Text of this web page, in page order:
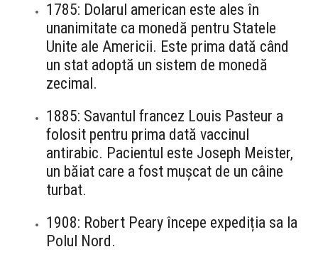
1785: Dolarul american este ales în
unanimitate ca monedă pentru Statele
Unite ale Americii. Este prima dată când
un stat adoptă un sistem de monedă
zecimal.
1885: Savantul francez Louis Pasteur a
folosit pentru prima dată vaccinul
antirabic. Pacientul este Joseph Meister,
un băiat care a fost mușcat de un câine
turbat.
1908: Robert Peary începe expediția sa la
Polul Nord.